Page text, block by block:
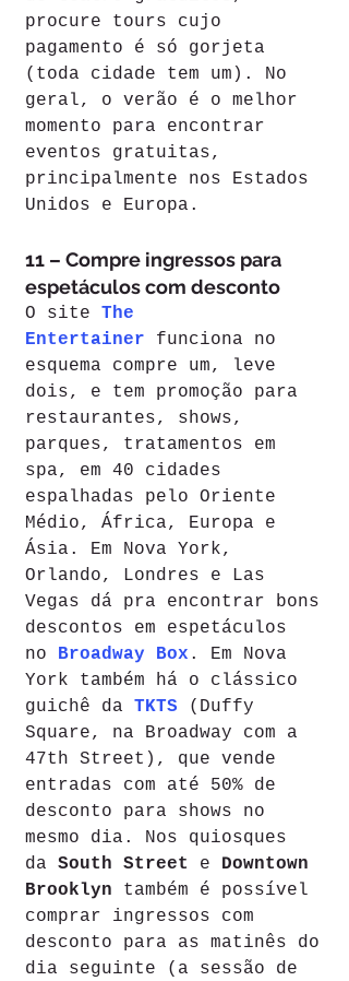
procure tours cujo
pagamento é só gorjeta
(toda cidade tem um). No
geral, o verão é o melhor
momento para encontrar
eventos gratuitas,
principalmente nos Estados
Unidos e Europa.
11 – Compre ingressos para
espetáculos com desconto
O site The
Entertainer funciona no
esquema compre um, leve
dois, e tem promoção para
restaurantes, shows,
parques, tratamentos em
spa, em 40 cidades
espalhadas pelo Oriente
Médio, África, Europa e
Ásia. Em Nova York,
Orlando, Londres e Las
Vegas dá pra encontrar bons
descontos em espetáculos
no Broadway Box . Em Nova
York também há o clássico
guichê da TKTS (Duffy
Square, na Broadway com a
47th Street), que vende
entradas com até 50% de
desconto para shows no
mesmo dia. Nos quiosques
da South Street e Downtown
Brooklyn também é possível
comprar ingressos com
desconto para as matinês do
dia seguinte (a sessão de